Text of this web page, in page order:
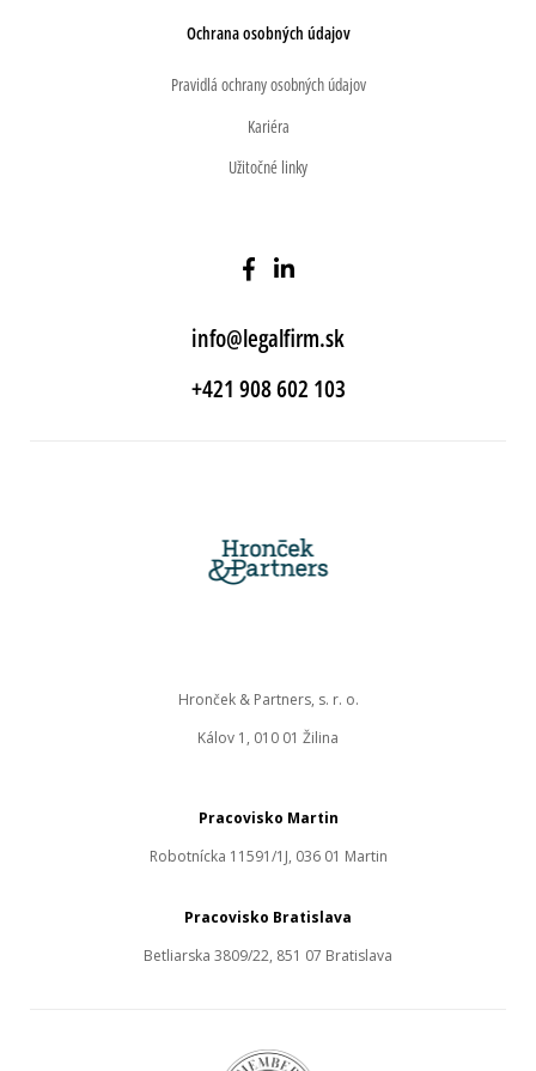
Ochrana osobných údajov
Pravidlá ochrany osobných údajov
Kariéra
Užitočné linky
info@legalfirm.sk
+421 908 602 103
Pracovisko Martin
Robotnícka 11591/1J, 036 01 Martin
Hronček & Partners, s. r. o.
Kálov 1, 010 01 Žilina
Pracovisko Bratislava
Betliarska 3809/22, 851 07 Bratislava